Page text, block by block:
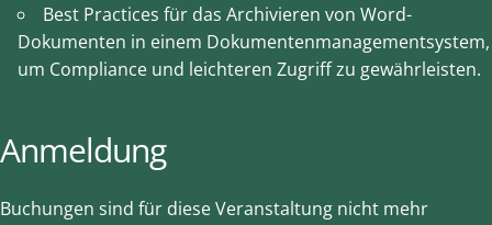
Best Practices für das Archivieren von Word-
Dokumenten in einem Dokumentenmanagementsystem,
um Compliance und leichteren Zugriff zu gewährleisten.
Anmeldung
Buchungen sind für diese Veranstaltung nicht mehr